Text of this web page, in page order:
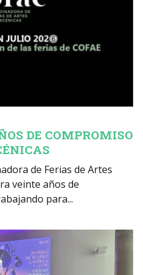
DE COMPROMISO
de Ferias de Artes
veinte años de
para...